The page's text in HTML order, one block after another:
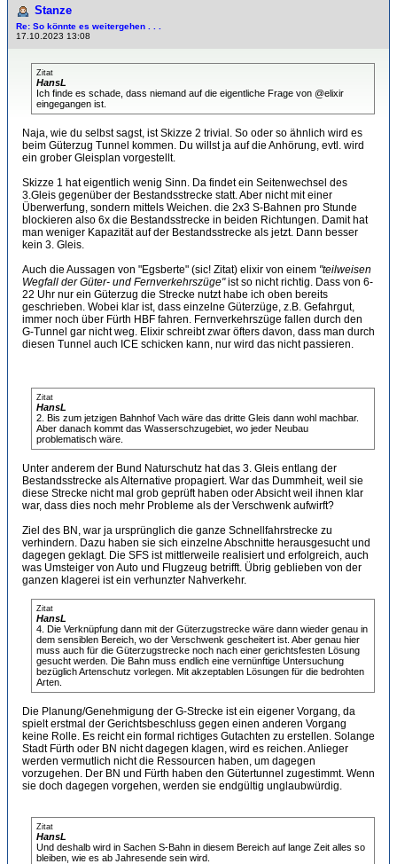
Stanze
Re: So könnte es weitergehen . . .
17.10.2023 13:08
Zitat
HansL
Ich finde es schade, dass niemand auf die eigentliche Frage von @elixir
eingegangen ist.
Naja, wie du selbst sagst, ist Skizze 2 trivial. So oder so ähnlich wird es
beim Güterzug Tunnel kommen. Du willst ja auf die Anhörung, evtl. wird
ein grober Gleisplan vorgestellt.
Skizze 1 hat eigentlich wenig Sinn. Da findet ein Seitenwechsel des
3.Gleis gegenüber der Bestandsstrecke statt. Aber nicht mit einer
Überwerfung, sondern mittels Weichen. die 2x3 S-Bahnen pro Stunde
blockieren also 6x die Bestandsstrecke in beiden Richtungen. Damit hat
man weniger Kapazität auf der Bestandsstrecke als jetzt. Dann besser
kein 3. Gleis.
Auch die Aussagen von "Egsberte" (sic! Zitat) elixir von einem "teilweisen
Wegfall der Güter- und Fernverkehrszüge"ist so nicht richtig. Dass von 6-
22 Uhr nur ein Güterzug die Strecke nutzt habe ich oben bereits
geschrieben. Wobei klar ist, dass einzelne Güterzüge, z.B. Gefahrgut,
immer noch über Fürth HBF fahren. Fernverkehrszüge fallen durch den
G-Tunnel gar nicht weg. Elixir schreibt zwar öfters davon, dass man durch
diesen Tunnel auch ICE schicken kann, nur wird das nicht passieren.
Zitat
HansL
2. Bis zum jetzigen Bahnhof Vach wäre das dritte Gleis dann wohl machbar.
Aber danach kommt das Wasserschzugebiet, wo jeder Neubau
problematisch wäre.
Unter anderem der Bund Naturschutz hat das 3. Gleis entlang der
Bestandsstrecke als Alternative propagiert. War das Dummheit, weil sie
diese Strecke nicht mal grob geprüft haben oder Absicht weil ihnen klar
war, dass dies noch mehr Probleme als der Verschwenk aufwirft?
Ziel des BN, war ja ursprünglich die ganze Schnellfahrstrecke zu
verhindern. Dazu haben sie sich einzelne Abschnitte herausgesucht und
dagegen geklagt. Die SFS ist mittlerweile realisiert und erfolgreich, auch
was Umsteiger von Auto und Flugzeug betrifft. Übrig geblieben von der
ganzen klagerei ist ein verhunzter Nahverkehr.
Zitat
HansL
4. Die Verknüpfung dann mit der Güterzugstrecke wäre dann wieder genau in
dem sensiblen Bereich, wo der Verschwenk gescheitert ist. Aber genau hier
muss auch für die Güterzugstrecke noch nach einer gerichtsfesten Lösung
gesucht werden. Die Bahn muss endlich eine vernünftige Untersuchung
bezüglich Artenschutz vorlegen. Mit akzeptablen Lösungen für die bedrohten
Arten.
Die Planung/Genehmigung der G-Strecke ist ein eigener Vorgang, da
spielt erstmal der Gerichtsbeschluss gegen einen anderen Vorgang
keine Rolle. Es reicht ein formal richtiges Gutachten zu erstellen. Solange
Stadt Fürth oder BN nicht dagegen klagen, wird es reichen. Anlieger
werden vermutlich nicht die Ressourcen haben, um dagegen
vorzugehen. Der BN und Fürth haben den Gütertunnel zugestimmt. Wenn
sie doch dagegen vorgehen, werden sie endgültig unglaubwürdig.
Zitat
HansL
Und deshalb wird in Sachen S-Bahn in diesem Bereich auf lange Zeit alles so
bleiben, wie es ab Jahresende sein wird.